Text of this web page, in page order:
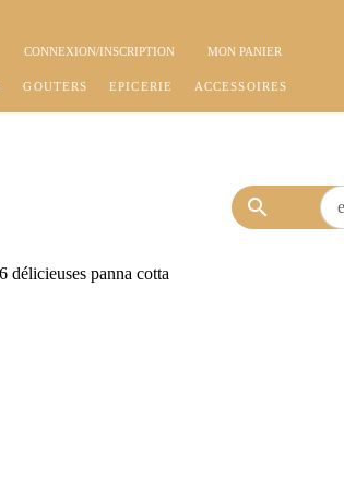
CONNEXION/INSCRIPTION MON PANIER
GOÛTERS EPICERIE ACCESSOIRES
délicieuses panna cotta
search